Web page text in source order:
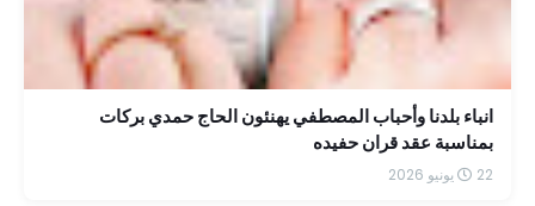
انباء بلدنا وأحباب المصطفي يهنئون الحاج حمدي بركات
بمناسبة عقد قران حفيده
22 يونيو 2026